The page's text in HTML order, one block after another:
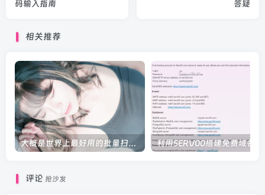
码输入指南
答疑
相关推荐
大概是世界上最好用的批量扫米工具
评论 抢沙发